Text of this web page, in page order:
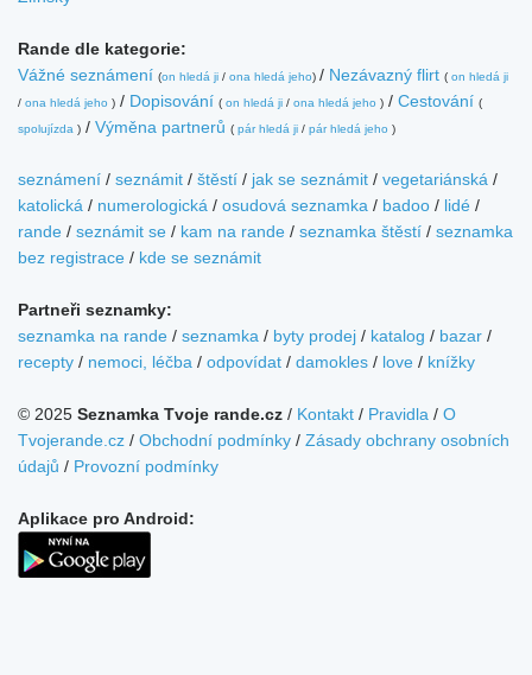
Rande dle kategorie:
Vážné seznámení (on hledá ji / ona hledá jeho) / Nezávazný flirt ( on hledá ji
/ ona hledá jeho ) / Dopisování ( on hledá ji / ona hledá jeho ) / Cestování (
spolujízda ) / Výměna partnerů ( pár hledá ji / pár hledá jeho )
seznámení / seznámit / štěstí / jak se seznámit / vegetariánská /
katolická / numerologická / osudová seznamka / badoo / lidé /
rande / seznámit se / kam na rande / seznamka štěstí / seznamka
bez registrace / kde se seznámit
Partneři seznamky:
seznamka na rande / seznamka / byty prodej / katalog / bazar /
recepty / nemoci, léčba / odpovídat / damokles / love / knížky
© 2025 Seznamka Tvoje rande.cz / Kontakt / Pravidla / O
Tvojerande.cz / Obchodní podmínky / Zásady obchrany osobních
údajů / Provozní podmínky
Aplikace pro Android: